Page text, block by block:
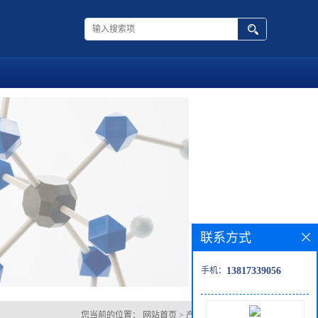
您当前的位置： 网站首页 > 产品展厅 6-十一胺
联系方式
手机： 13817339056